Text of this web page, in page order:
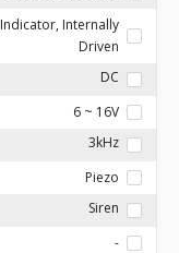
Indicator, Internally
Driven
DC
6 ~ 16V
3kHz
Piezo
Siren
-